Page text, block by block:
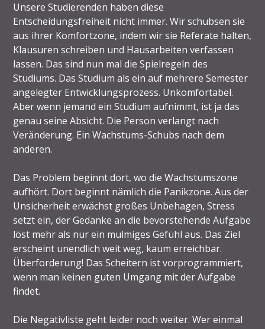
Unsere Studierenden haben diese
Entscheidungsfreiheit nicht immer. Wir schubsen sie
aus ihrer Komfortzone, indem wir sie Referate halten,
Klausuren schreiben und Hausarbeiten verfassen
lassen. Das sind nun mal die Spielregeln des
Studiums. Das Studium als ein auf mehrere Semester
angelegter Entwicklungsprozess. Unkomfortabel.
Aber wenn jemand ein Studium aufnimmt, ist ja das
genau seine Absicht. Die Person verlangt nach
Veränderung. Ein Wachstums-Schubs nach dem
anderen.
Das Problem beginnt dort, wo die Wachstumszone
aufhört. Dort beginnt nämlich die Panikzone. Aus der
Unsicherheit erwächst großes Unbehagen, Stress
setzt ein, der Gedanke an die bevorstehende Aufgabe
löst mehr als nur ein mulmiges Gefühl aus. Das Ziel
erscheint unendlich weit weg, kaum erreichbar.
Überforderung! Das Scheitern ist vorprogrammiert,
wenn man keinen guten Umgang mit der Aufgabe
findet.
Die Negativliste geht leider noch weiter. Wer einmal